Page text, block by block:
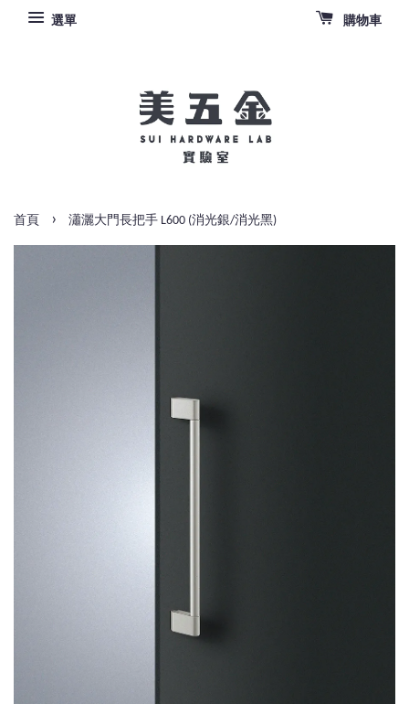
選單 購物車
首頁 › 瀟灑大門長把手 L600 (消光銀/消光黑)